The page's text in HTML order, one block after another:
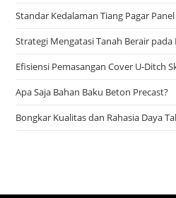
Standar Kedalaman Tiang Pagar
Strategi Mengatasi Tanah Berair pada
Efisiensi Pemasangan Cover U-Ditch
Apa Saja Bahan Baku Beton Precast?
Bongkar Kualitas dan Rahasia Daya